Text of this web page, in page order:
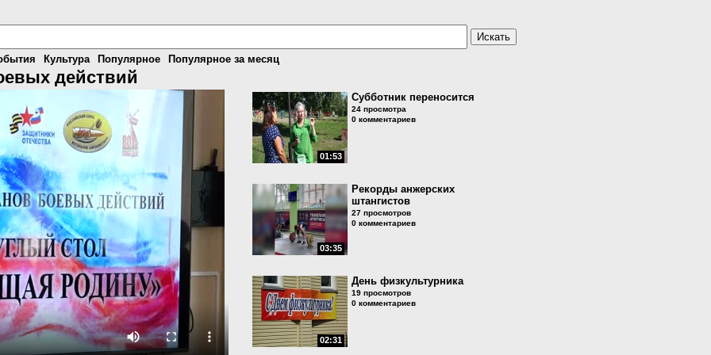
Культура Популярное Популярное за месяц
действий
01:53
Субботник переносится
24 просмотра
0 комментариев
03:35
Рекорды анжерских
штангистов
27 просмотров
0 комментариев
02:31
День физкультурника
19 просмотров
0 комментариев